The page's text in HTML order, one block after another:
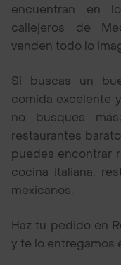
encuentran en
callejeros de
venden todo lo
Si buscas un
comida excelente
no busques
restaurantes
puedes encontrar
cocina italiana,
mexicanos.
Haz tu pedido en
y te lo entregamos